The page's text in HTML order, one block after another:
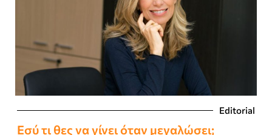
Editorial
Εσύ τι θες να γίνει όταν μεγαλώσει;